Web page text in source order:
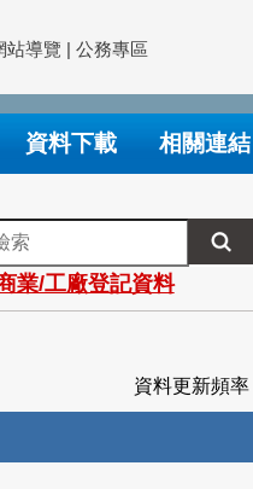
站導覽 | 公務專區
資料下載 相關連結
業/工廠登記資料
資料更新頻